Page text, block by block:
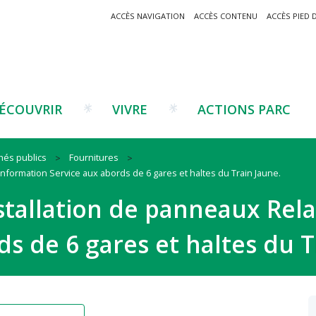
ACCÈS NAVIGATION ACCÈS CONTENU ACCÈS PIED
Traditions catalanes
VIVRE
marque Valeurs Parc
Les réseaux
ACTIONS PARC
Agriculture
Filières émergentes
publics
Fournitures
Service aux abords de 6 gares et haltes du Train Jaune.
de panneaux
de 6 gares et haltes du